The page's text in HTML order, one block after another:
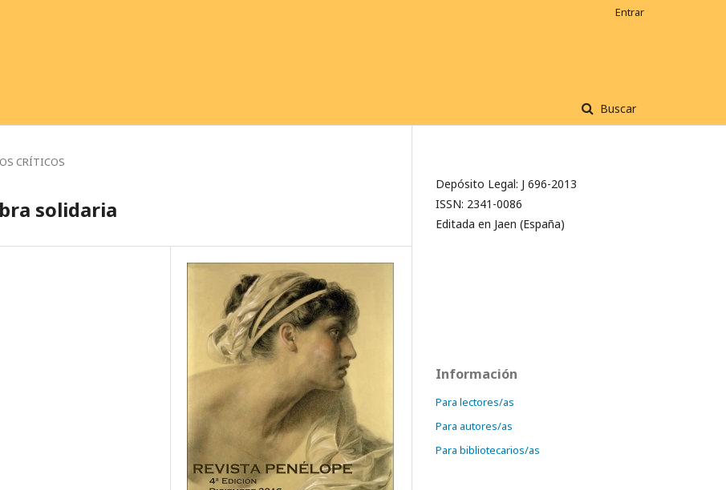
Buscar
Entrar
CRÍTICOS
solidaria
Depósito Legal: J 696-2013
ISSN: 2341-0086
Editada en Jaen (España)
Información
Para lectores/as
Para autores/as
Para bibliotecarios/as